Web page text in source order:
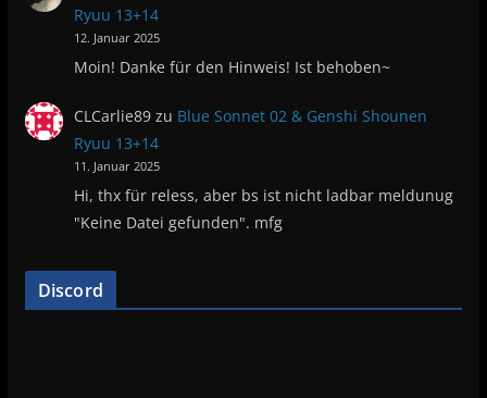
Ryuu 13+14
12. Januar 2025
Moin! Danke für den Hinweis! Ist behoben~
CLCarlie89 zu Blue Sonnet 02 & Genshi Shounen
Ryuu 13+14
11. Januar 2025
Hi, thx für reless, aber bs ist nicht ladbar meldunug
"Keine Datei gefunden". mfg
Discord